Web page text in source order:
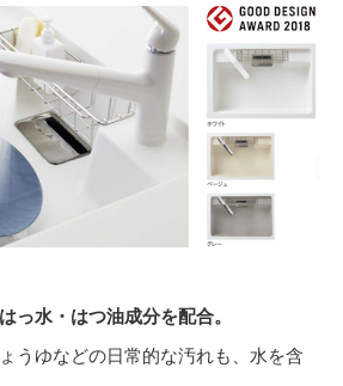
っ水・はつ油成分を配合。
うゆなどの日常的な汚れも、水を含